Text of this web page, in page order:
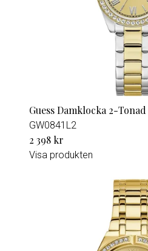
Guess Damklocka 2-Tonad
GW0841L2
2 398 kr
Visa produkten